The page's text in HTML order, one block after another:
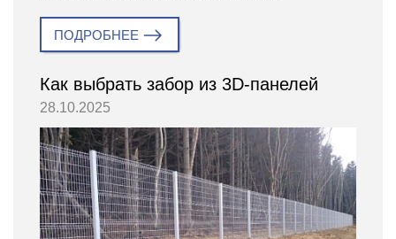
ПОДРОБНЕЕ
Как выбрать забор из 3D-панелей
28.10.2025